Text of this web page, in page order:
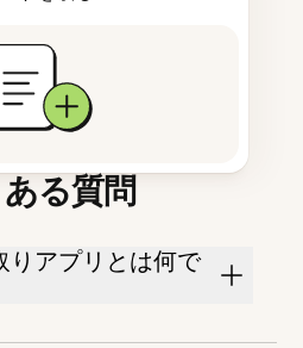
る質問
りアプリとは何で